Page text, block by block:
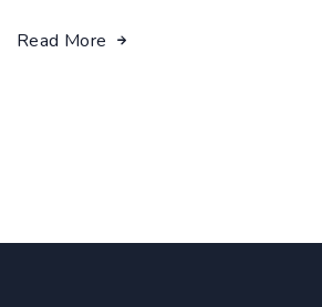
Read More